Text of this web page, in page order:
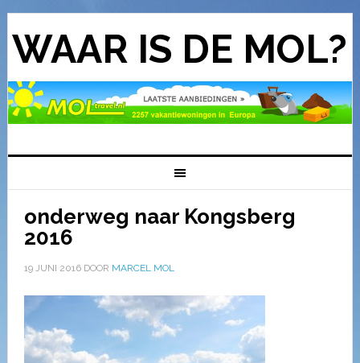
WAAR IS DE MOL?
onderweg naar Kongsberg
2016
19 JUNI 2016DOOR MARCEL MOL